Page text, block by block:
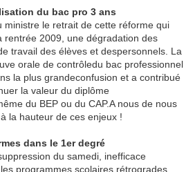
du bac pro 3 ans
ministre le retrait de cette réforme qui
rentrée 2009, une dégradation des
travail des élèves et despersonnels. La
orale de contrôledu bac professionnel
la plus grandeconfusion et a contribué
la valeur du diplôme
du BEP ou du CAP.A nous de nous
la hauteur de ces enjeux !
dans le 1er degré
du samedi, inefficace
programmes scolaires rétrogrades